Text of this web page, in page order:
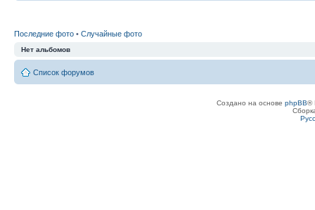
Последние фото • Случайные фото
Нет альбомов
Список форумов
Создано на основе phpBB®